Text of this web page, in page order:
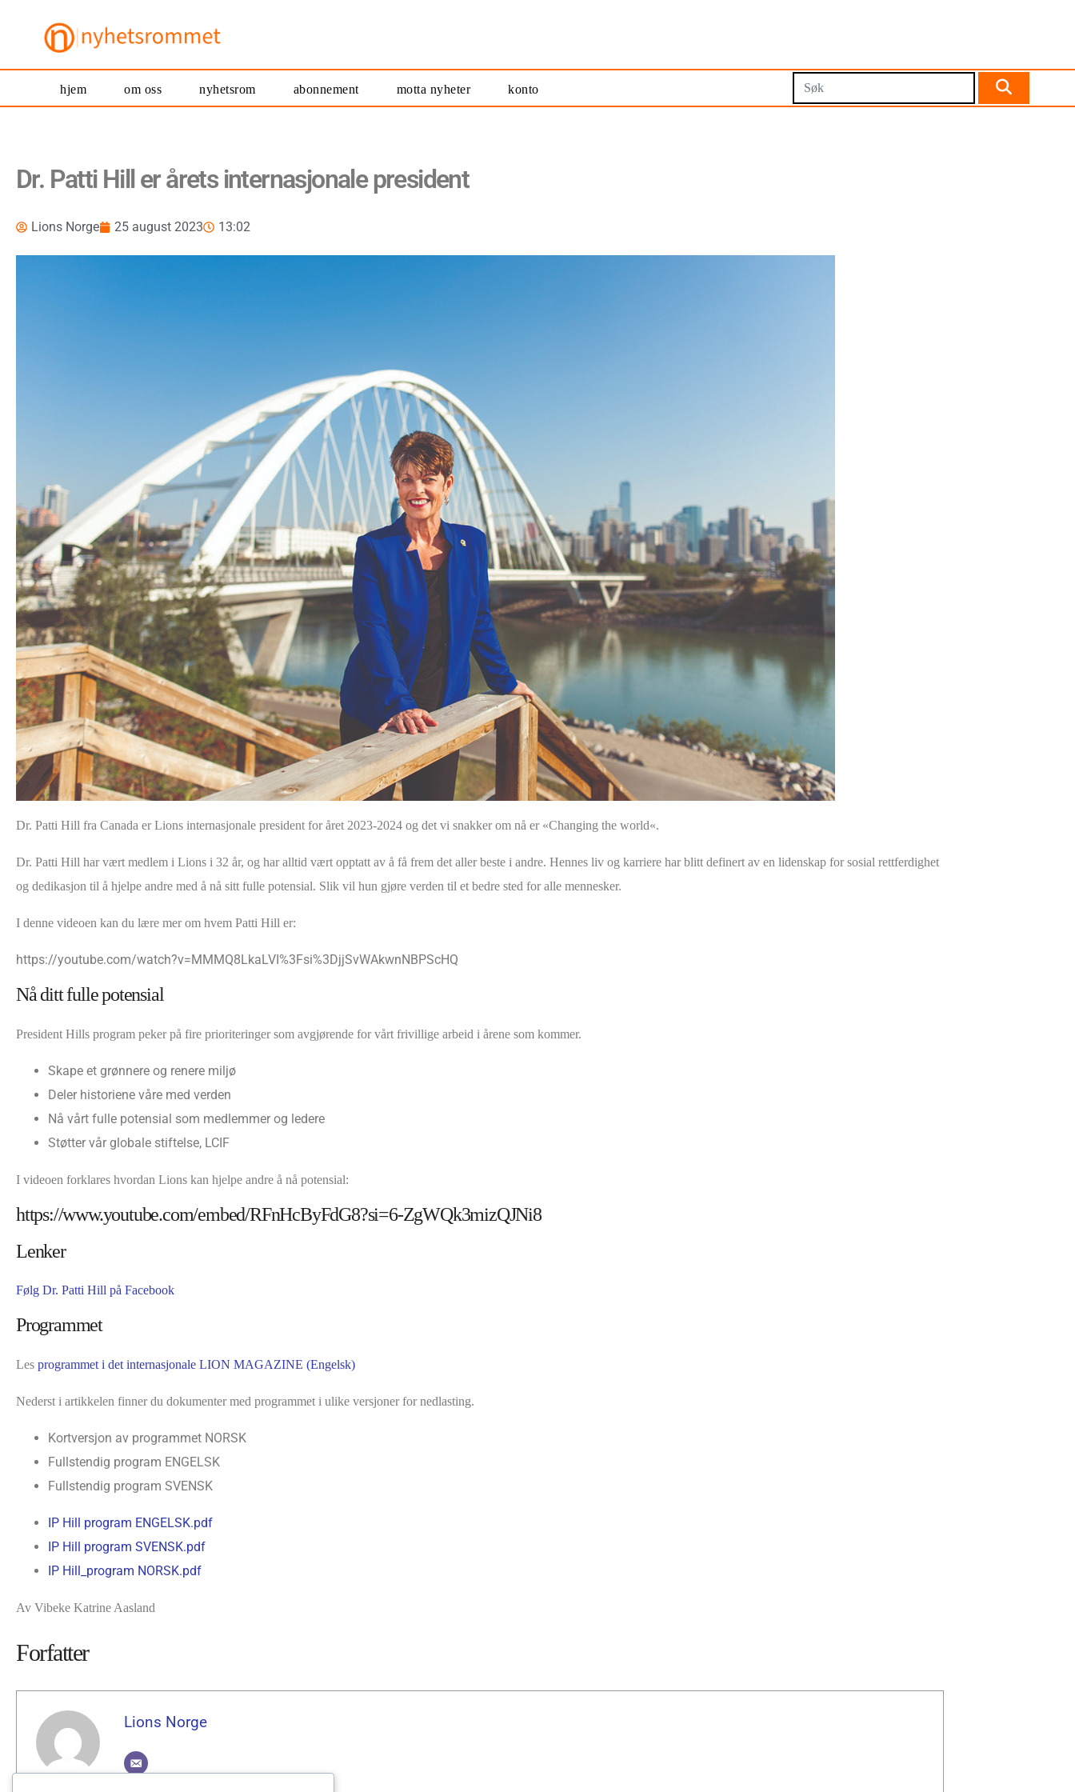
hjem om oss nyhetsrom abonnement motta nyheter konto
Dr. Patti Hill er årets internasjonale president
Lions Norge 25 august 2023 13:02
Dr. Patti Hill fra Canada er Lions internasjonale president for året 2023-2024 og det vi snakker om nå er «Changing the world«.
Dr. Patti Hill har vært medlem i Lions i 32 år, og har alltid vært opptatt av å få frem det aller beste i andre. Hennes liv og karriere har blitt definert av en lidenskap for sosial rettferdighet
og dedikasjon til å hjelpe andre med å nå sitt fulle potensial. Slik vil hun gjøre verden til et bedre sted for alle mennesker.
I denne videoen kan du lære mer om hvem Patti Hill er:
https://youtube.com/watch?v=MMMQ8LkaLVI%3Fsi%3DjjSvWAkwnNBPScHQ
Nå ditt fulle potensial
President Hills program peker på fire prioriteringer som avgjørende for vårt frivillige arbeid i årene som kommer.
Skape et grønnere og renere miljø
Deler historiene våre med verden
Nå vårt fulle potensial som medlemmer og ledere
Støtter vår globale stiftelse, LCIF
I videoen forklares hvordan Lions kan hjelpe andre å nå potensial:
https://www.youtube.com/embed/RFnHcByFdG8?si=6-ZgWQk3mizQJNi8
Lenker
Følg Dr. Patti Hill på Facebook
Programmet
Les programmet i det internasjonale LION MAGAZINE (Engelsk)
Nederst i artikkelen finner du dokumenter med programmet i ulike versjoner for nedlasting.
Kortversjon av programmet NORSK
Fullstendig program ENGELSK
Fullstendig program SVENSK
IP Hill program ENGELSK.pdf
IP Hill program SVENSK.pdf
IP Hill_program NORSK.pdf
Av Vibeke Katrine Aasland
Forfatter
Lions Norge